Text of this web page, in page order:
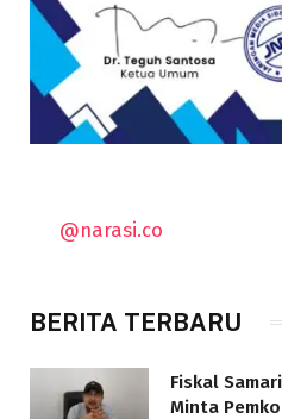
@narasi.co
BERITA TERBARU
Fiskal
Minta